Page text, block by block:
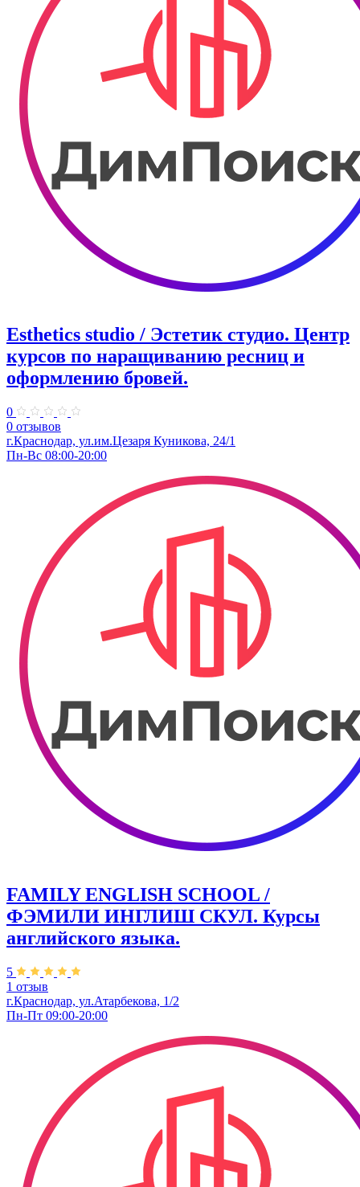
Esthetics studio / Эстетик студио. ​Центр
курсов по наращиванию ресниц и
оформлению бровей.
0
0 отзывов
г.Краснодар, ул.​им.Цезаря Куникова, 24/1
Пн-Вс 08:00-20:00
FAMILY ENGLISH SCHOOL /
ФЭМИЛИ ИНГЛИШ СКУЛ. Курсы
английского языка.
5
1 отзыв
г.Краснодар, ул.Атарбекова, 1/2
Пн-Пт 09:00-20:00